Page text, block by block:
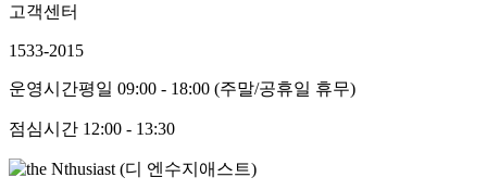
고객센터
1533-2015
운영시간평일 09:00 - 18:00 (주말/공휴일 휴무)
점심시간 12:00 - 13:30